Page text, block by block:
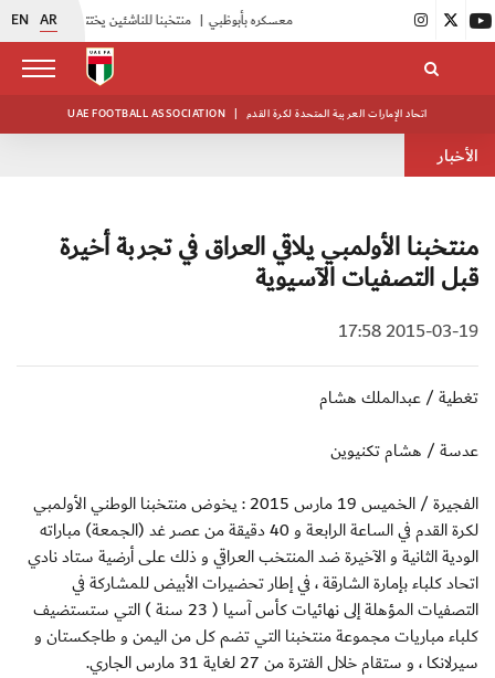
EN AR | |
UAE FOOTBALL ASSOCIATION | اتحاد الإمارات العربية المتحدة لكرة القدم
الأخبار
منتخبنا الأولمبي يلاقي العراق في تجربة أخيرة
قبل التصفيات الآسيوية
2015-03-19 17:58
تغطية / عبدالملك هشام
عدسة / هشام تكنيوين
الفجيرة / الخميس 19 مارس 2015 : يخوض منتخبنا الوطني الأولمبي
لكرة القدم في الساعة الرابعة و 40 دقيقة من عصر غد (الجمعة) مباراته
الودية الثانية و الآخيرة ضد المنتخب العراقي و ذلك على أرضية ستاد نادي
اتحاد كلباء بإمارة الشارقة ، في إطار تحضيرات الأبيض للمشاركة في
التصفيات المؤهلة إلى نهائيات كأس آسيا ( 23 سنة ) التي ستستضيف
كلباء مباريات مجموعة منتخبنا التي تضم كل من اليمن و طاجكستان و
سيرلانكا ، و ستقام خلال الفترة من 27 لغاية 31 مارس الجاري.